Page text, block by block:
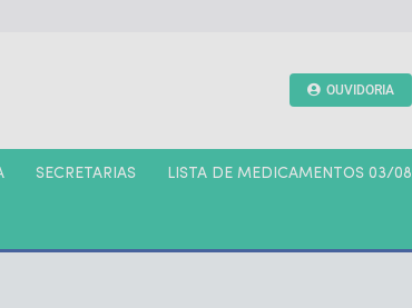
OUVIDORIA
SECRETARIAS LISTA DE MEDICAMENTOS 03/